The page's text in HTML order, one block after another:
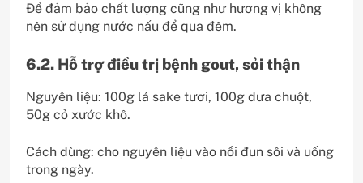
Để đảm bảo chất lượng cũng như hương vị không
nên sử dụng nước nấu để qua đêm.
6.2. Hỗ trợ điều trị bệnh gout, sỏi thận
Nguyên liệu: 100g lá sake tươi, 100g dưa chuột,
50g cỏ xước khô.
Cách dùng: cho nguyên liệu vào nồi đun sôi và uống
trong ngày.